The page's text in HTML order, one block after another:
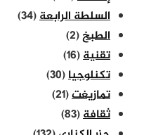
السلطة الرابعة(34)
الطبخ(2)
تقنية(16)
تكنلوجيا(30)
تمازيغت(21)
ثقافة(83)